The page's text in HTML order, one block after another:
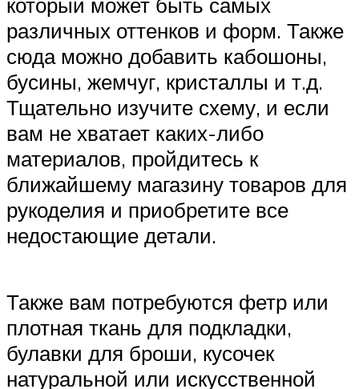
различных оттенков и форм. Также
сюда можно добавить кабошоны,
бусины, жемчуг, кристаллы и т.д.
Тщательно изучите схему, и если
вам не хватает каких-либо
материалов, пройдитесь к
ближайшему магазину товаров для
рукоделия и приобретите все
недостающие детали.
Также вам потребуются фетр или
плотная ткань для подкладки,
булавки для броши, кусочек
натуральной или искусственной